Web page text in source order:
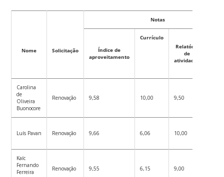
Nome Solicitação
Notas
Índice de
aproveitamento
Currículo
Relatório
de
atividades
Carolina
de
Oliveira
Buonocore
Renovação 9,58 10,00 9,50
Luís Pavan Renovação 9,66 6,06 10,00
Kaíc
Fernando
Ferreira
Renovação 9,55 6,15 9,00